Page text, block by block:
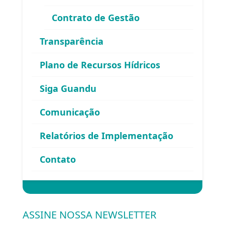
Contrato de Gestão
Transparência
Plano de Recursos Hídricos
Siga Guandu
Comunicação
Relatórios de Implementação
Contato
do Comitê Guandu-RJ
Esqueceu sua senha?
ASSINE NOSSA NEWSLETTER